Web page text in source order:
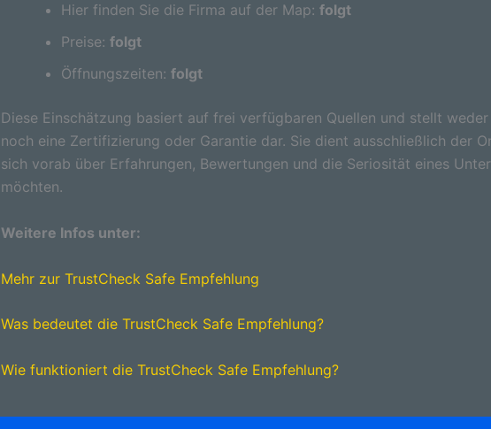
Hier finden Sie die Firma auf der Map: folgt
Preise: folgt
Öffnungszeiten: folgt
Diese Einschätzung basiert auf frei verfügbaren Quellen und stellt
noch eine Zertifizierung oder Garantie dar. Sie dient ausschließlich der
sich vorab über Erfahrungen, Bewertungen und die Seriosität eines
möchten.
Weitere Infos unter:
Mehr zur TrustCheck Safe Empfehlung
Was bedeutet die TrustCheck Safe Empfehlung?
Wie funktioniert die TrustCheck Safe Empfehlung?